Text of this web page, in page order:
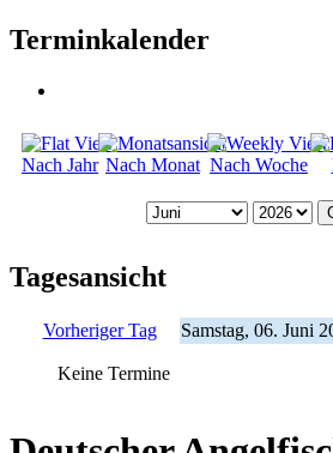
Terminkalender
Nach Jahr Nach Monat Nach Woche
Tagesansicht
Vorheriger Tag Samstag, 06. Juni
Keine Termine